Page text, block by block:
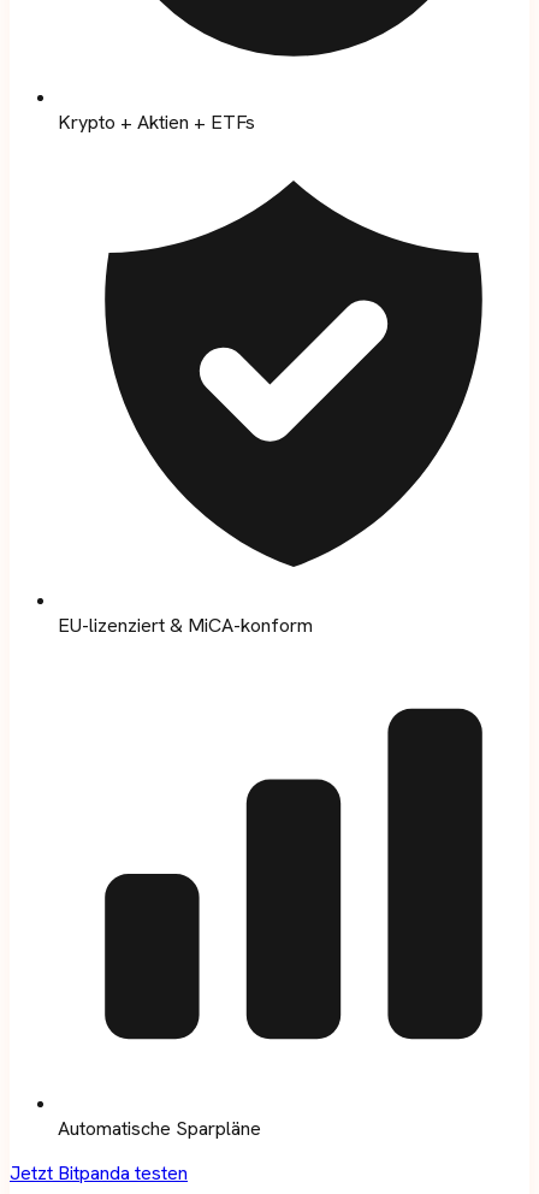
Krypto + Aktien + ETFs
EU-lizenziert & MiCA-konform
Automatische Sparpläne
Jetzt Bitpanda testen